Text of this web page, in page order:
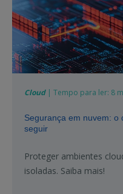
Cloud| Tempo para ler: 8
Segurança em nuvem: o
seguir
Proteger ambientes
isoladas. Saiba mais!